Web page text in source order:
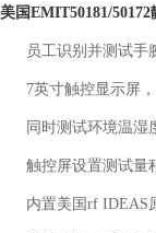
美国EMIT50181/
员工识别并测试手
7英寸触控显示屏
同时测试环境温湿
触控屏设置测试量
内置美国rf IDEAS